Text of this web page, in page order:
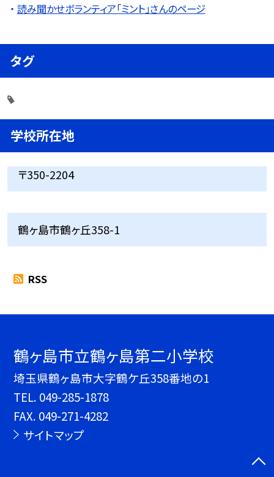
読み聞かせボランティア「ミント」さんのページ
タグ
学校所在地
〒350-2204
鶴ヶ島市鶴ヶ丘358-1
RSS
鶴ヶ島市立鶴ヶ島第二小学校
埼玉県鶴ヶ島市大字鶴ケ丘358番地の1
TEL. 049-285-1878
FAX. 049-271-4282
サイトマップ